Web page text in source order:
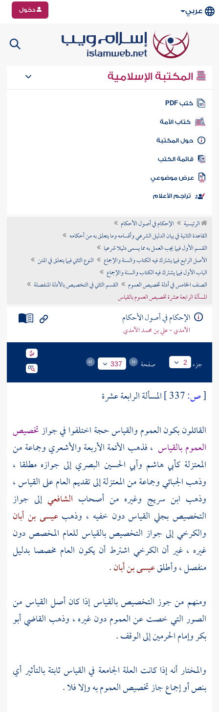
عربي دخول
المكتبة الإسلامية
كتب PDF
كتاب الأمة
المكتبة
الكتب
موضوعي
تراجم الأعلام
الرئيسية
الإحكام في أصول الأحكام
القاعدة الثانية في بيان الدليل الشرعي وأقسامه وما يتعلق به من أحكامه
القسم الأول فيما يجب العمل به مما يسمى دليلا شرعيا
الأصل الرابع فيما يشترك فيه الكتاب والسنة والإجماع
النوع الثاني فيما يتعلق في المتن
الباب الأول فيما يشترك فيه الكتاب والسنة والإجماع
الصنف الخامس في أدلة تخصيص العموم
القسم الثاني في التخصيص بالأدلة المنفصلة
المسألة الرابعة عشرة تخصيص العموم بالقياس
الإحكام في أصول الأحكام
الآمدي - علي بن محمد الآمدي
جزء 2 صفحة 337
[ص:
المسألة الرابعة عشرة
القائلون بكون العموم والقياس حجة اختلفوا في جوازتخصيص
العموم بالقياس ، فذهب الأئمة الأربعةوالأشعريوجماعة من
المعتزلةكأبي هاشم وأبي الحسين البصريإلى جوازه مطلقا ،
وذهبالجبائيوجماعة منالمعتزلةإلى تقديم العام على القياس ،
وذهب ابن سريج وغيره من أصحاب الشافعيإلى جواز
التخصيص بجلي القياس دون خفيه ، وذهبعيسى بن أبان
والكرخيإلى جواز التخصيص بالقياس للعام المخصص دون
غيره ، غير أن الكرخي اشترط أن يكون العام مخصصا بدليل
منفصل ، وأطلقعيسى بن أبان.
ومنهم من جوز التخصيص بالقياس إذا كان أصل القياس من
الصور التي خصت عن العموم دون غيره ، وذهب القاضي أبو
بكروإمام الحرمين إلى الوقف .
والمختار أنه إذا كانت العلة الجامعة في القياس ثابتة بالتأثير أي
بنص أو إجماع جاز تخصيص العموم به وإلا فلا .